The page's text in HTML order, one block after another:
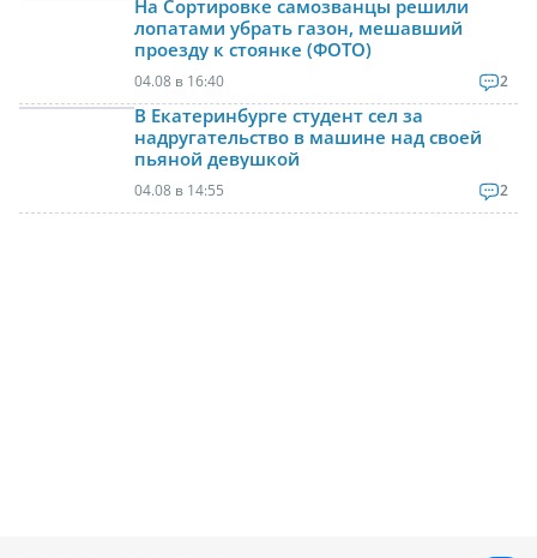
На Сортировке самозванцы решили
лопатами убрать газон, мешавший
проезду к стоянке (ФОТО)
04.08 в 16:40 2
В Екатеринбурге студент сел за
надругательство в машине над своей
пьяной девушкой
04.08 в 14:55 2